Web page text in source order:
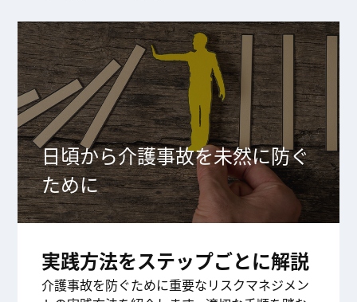
日頃から介護事故を未然に防ぐ
ために
実践方法をステップごとに解説
介護事故を防ぐために重要なリスクマネジメン